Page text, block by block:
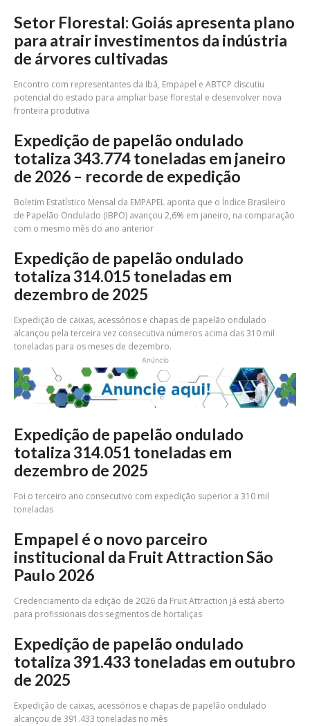
Setor Florestal: Goiás apresenta plano
para atrair investimentos da indústria
de árvores cultivadas
Encontro com representantes da Ibá, Empapel e ABTCP discutiu
potencial do estado para ampliar base florestal e desenvolver nova
fronteira produtiva
Expedição de papelão ondulado
totaliza 343.774 toneladas em janeiro
de 2026 – recorde de expedição
Boletim Estatístico Mensal da EMPAPEL aponta que o Índice Brasileiro
de Papelão Ondulado (IBPO) avançou 2,6% em janeiro, na comparação
com o mesmo mês do ano anterior
Expedição de papelão ondulado
totaliza 314.015 toneladas em
dezembro de 2025
Expedição de caixas, acessórios e chapas de papelão ondulado
alcançou pela terceira vez consecutiva números acima das 310 mil
toneladas para os meses de dezembro.
Anúncio
Expedição de papelão ondulado
totaliza 314.051 toneladas em
dezembro de 2025
Foi o terceiro ano consecutivo com expedição superior a 310 mil
toneladas
Empapel é o novo parceiro
institucional da Fruit Attraction São
Paulo 2026
Credenciamento da edição de 2026 da Fruit Attraction já está aberto
para profissionais dos segmentos de hortaliças
Expedição de papelão ondulado
totaliza 391.433 toneladas em outubro
de 2025
Expedição de caixas, acessórios e chapas de papelão ondulado
alcançou de 391.433 toneladas no mês